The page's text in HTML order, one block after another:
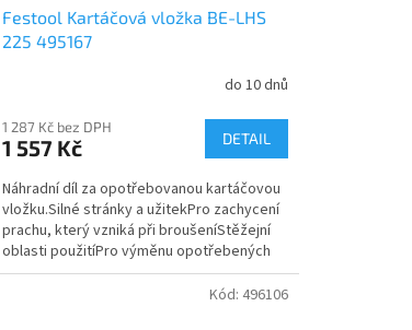
Festool Kartáčová vložka BE-LHS
225 495167
do 10 dnů
1 287 Kč bez DPH
1 557 Kč DETAIL
Náhradní díl za opotřebovanou kartáčovou
vložku.Silné stránky a užitekPro zachycení
prachu, který vzniká při broušeníStěžejní
oblasti použitíPro výměnu opotřebených
kartáčových...
Kód: 496106